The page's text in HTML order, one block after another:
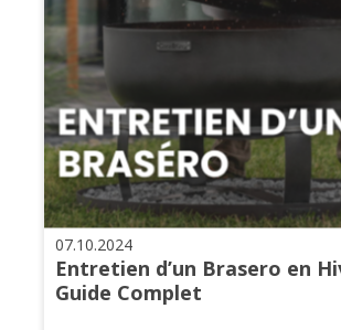
07.10.2024
Entretien d’un Brasero en
Guide Complet